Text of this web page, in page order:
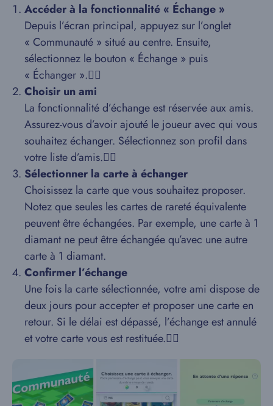
Accéder à la fonctionnalité « Échange »
Depuis l’écran principal, appuyez sur l’onglet
« Communauté » situé au centre. Ensuite,
sélectionnez le bouton « Échange » puis
« Échanger ».
Choisir un ami
La fonctionnalité d’échange est réservée aux amis.
Assurez-vous d’avoir ajouté le joueur avec qui vous
souhaitez échanger. Sélectionnez son profil dans
votre liste d’amis.
Sélectionner la carte à échanger
Choisissez la carte que vous souhaitez proposer.
Notez que seules les cartes de rareté équivalente
peuvent être échangées. Par exemple, une carte à 1
diamant ne peut être échangée qu’avec une autre
carte à 1 diamant.
Confirmer l’échange
Une fois la carte sélectionnée, votre ami dispose de
deux jours pour accepter et proposer une carte en
retour. Si le délai est dépassé, l’échange est annulé
et votre carte vous est restituée.